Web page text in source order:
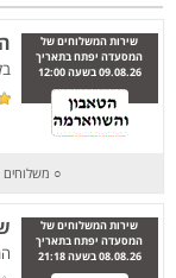
שירות המשלוחים של
המסעדה יפתח בתאריך
09.08.26 בשעה 12:00
○ משלוחים
שירות המשלוחים של
המסעדה יפתח בתאריך
08.08.26 בשעה 21:18